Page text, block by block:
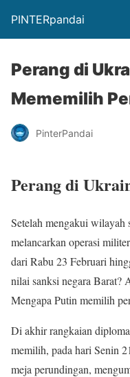
PINTERpandai
Perang di
Mememilih
PinterPandai
Perang di
Setelah mengakui wilayah
melancarkan operasi
dari Rabu 23 Februari
nilai sanksi negara Barat?
Mengapa Putin memilih
Di akhir rangkaian
memilih, pada hari Senin
meja perundingan,